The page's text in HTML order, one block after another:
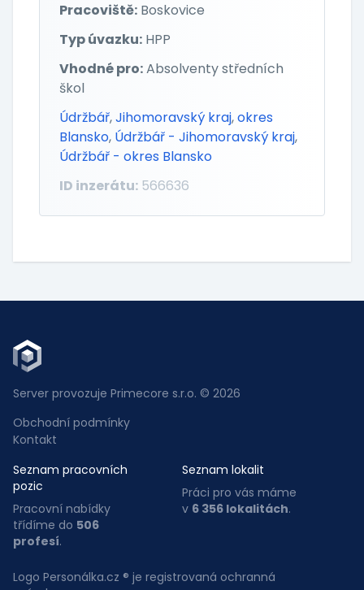
Pracoviště: Boskovice
Typ úvazku: HPP
Vhodné pro:Absolventy středních
škol
Údržbář,Jihomoravský kraj,okres
Blansko, Údržbář - Jihomoravský kraj,
Údržbář - okres Blansko
ID inzerátu: 566636
Server provozuje Primecore s.r.o. © 2026
Obchodní podmínky
Kontakt
Seznam pracovních
pozic
Pracovní nabídky
třídíme do 506
profesí.
Seznam lokalit
Práci pro vás máme
v 6 356 lokalitách.
Logo Personálka.cz ® je registrovaná ochranná